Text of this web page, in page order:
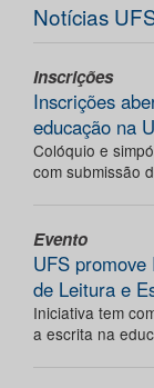
Notícias
Inscrições
Inscrições
educação na
Colóquio e
com submissão
Evento
UFS
de Leitura e
Iniciativa tem
a escrita na